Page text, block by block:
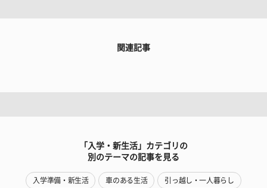
関連記事
「入学・新生活」カテゴリの
別のテーマの記事を見る
入学準備・新生活 車のある生活 引っ越し・一人暮らし